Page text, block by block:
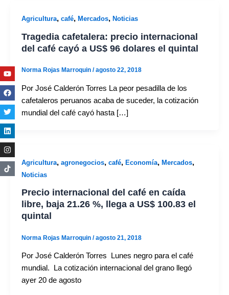
Agricultura, café, Mercados, Noticias
Tragedia cafetalera: precio internacional
del café cayó a US$ 96 dolares el quintal
Norma Rojas Marroquin /agosto 22, 2018
Por José Calderón Torres La peor pesadilla de los
cafetaleros peruanos acaba de suceder, la cotización
mundial del café cayó hasta […]
Agricultura, agronegocios, café, Economía, Mercados,
Noticias
Precio internacional del café en caída
libre, baja 21.26 %, llega a US$ 100.83 el
quintal
Norma Rojas Marroquin /agosto 21, 2018
Por José Calderón Torres Lunes negro para el café
mundial. La cotización internacional del grano llegó
ayer 20 de agosto
Youtube
Facebook
Twitter
Linkedin
Instagram